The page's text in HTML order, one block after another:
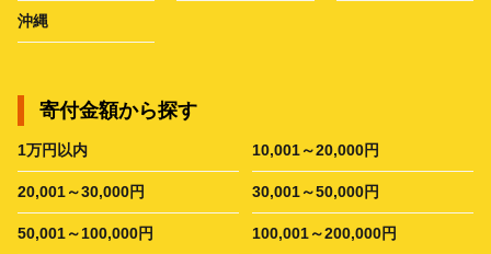
沖縄
寄付金額から探す
1万円以内 10,001～20,000円
20,001～30,000円 30,001～50,000円
50,001～100,000円 100,001～200,000円